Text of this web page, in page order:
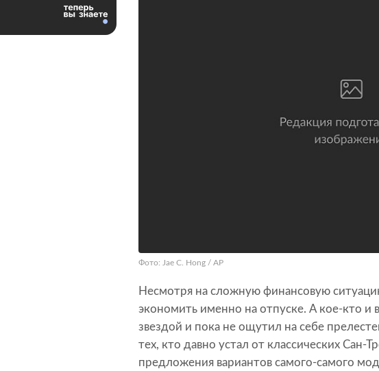
Фото: Jae C. Hong / AP
Несмотря на сложную финансовую
экономить именно на отпуске. А кое-кто и
звездой и пока не ощутил на себе
тех, кто давно устал от классических Сан-
предложения вариантов самого-самого